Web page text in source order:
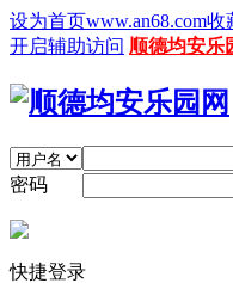
设为首页www.an68.com收
开启辅助访问 顺德均安乐
密码
快捷登录